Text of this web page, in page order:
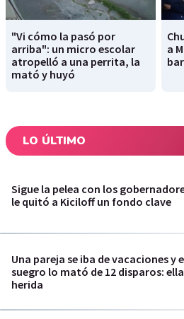
"Vi cómo la pasó por
arriba": un micro escolar
atropelló a una perrita, la
mató y huyó
a
LO ÚLTIMO
Sigue la pelea con los
le quitó a Kiciloff un fondo clave
Una pareja se iba de vacaciones y
suegro lo mató de 12 disparos:
herida